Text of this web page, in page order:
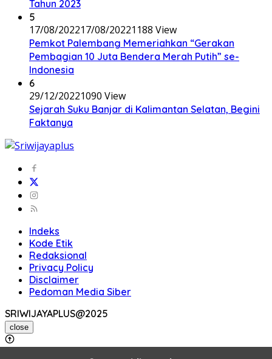
Tahun 2023
5
17/08/202217/08/20221188 View
Pemkot Palembang Memeriahkan “Gerakan
Pembagian 10 Juta Bendera Merah Putih” se-
Indonesia
6
29/12/20221090 View
Sejarah Suku Banjar di Kalimantan Selatan, Begini
Faktanya
Indeks
Kode Etik
Redaksional
Privacy Policy
Disclaimer
Pedoman Media Siber
SRIWIJAYAPLUS@2025
close